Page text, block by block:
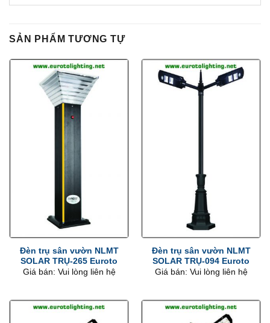
SẢN PHẨM TƯƠNG TỰ
Đèn trụ sân vườn NLMT
SOLAR TRỤ-265 Euroto
Giá bán: Vui lòng liên hệ
Đèn trụ sân vườn NLMT
SOLAR TRỤ-094 Euroto
Giá bán: Vui lòng liên hệ